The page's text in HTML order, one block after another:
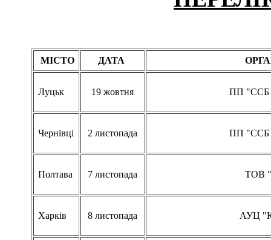
МІСТО ДАТА
Луцьк 19 жовтня ПП "ССБ
Чернівці 2 листопада ПП "ССБ
Полтава 7 листопада ТОВ
Харків 8 листопада АУЦ